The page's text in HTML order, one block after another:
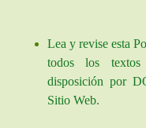
Lea y revise esta
todos los textos
disposición por
Sitio Web.